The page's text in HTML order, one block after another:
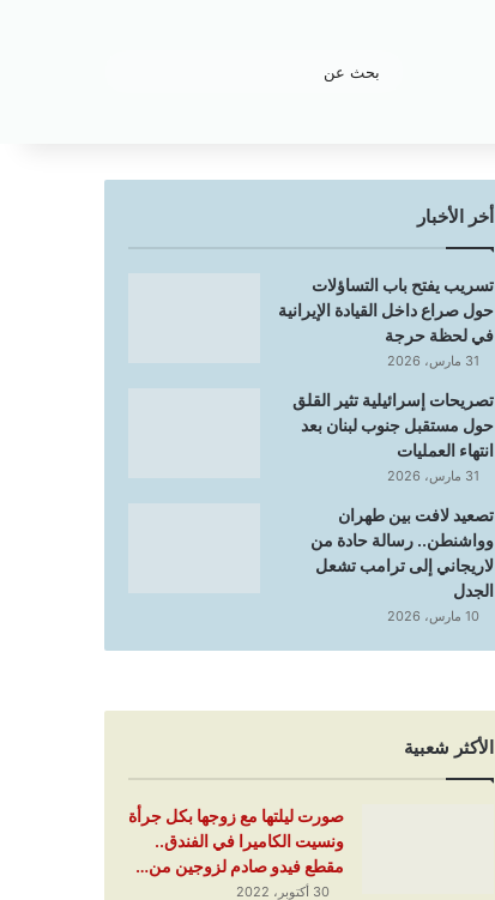
أخر الأخبار
تسريب يفتح باب التساؤلات
حول صراع داخل القيادة الإيرانية
في لحظة حرجة
31 مارس، 2026
تصريحات إسرائيلية تثير القلق
حول مستقبل جنوب لبنان بعد
انتهاء العمليات
31 مارس، 2026
تصعيد لافت بين طهران
وواشنطن.. رسالة حادة من
لاريجاني إلى ترامب تشعل
الجدل
10 مارس، 2026
الأكثر شعبية
صورت ليلتها مع زوجها بكل جرأة
ونسيت الكاميرا في الفندق..
مقطع فيدو صادم لزوجين من…
30 أكتوبر، 2022